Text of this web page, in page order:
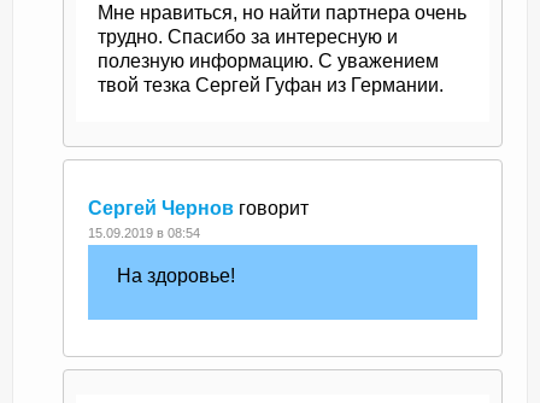
Мне нравиться, но найти партнера очень
трудно. Спасибо за интересную и
полезную информацию. С уважением
твой тезка Сергей Гуфан из Германии.
Сергей Чернов говорит
15.09.2019 в 08:54
На здоровье!